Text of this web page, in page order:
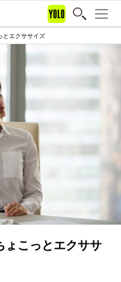
とエクササイズ
ょこっとエクササ